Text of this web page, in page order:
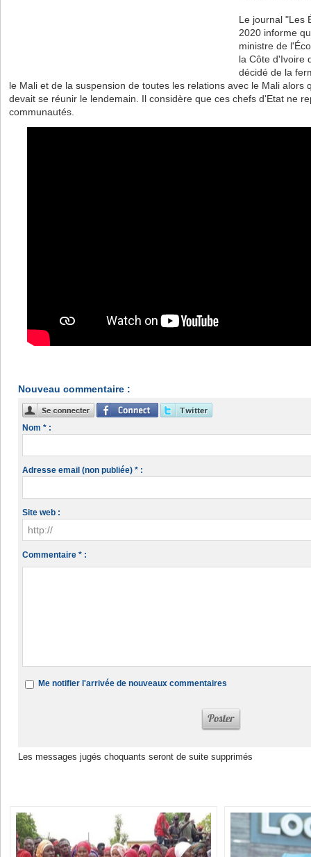
Le journal "Les
2020 informe
ministre de
la Côte d'Ivoire
décidé de la
le Mali et de la suspension de toutes les relations avec le Mali alors
devait se réunir le lendemain. Il considère que ces chefs d'Etat ne
communautés.
Nouveau commentaire :
Nom * :
Adresse email (non publiée) * :
Site web :
Commentaire * :
Me notifier l'arrivée de nouveaux commentaires
Les messages jugés choquants seront de suite supprimés